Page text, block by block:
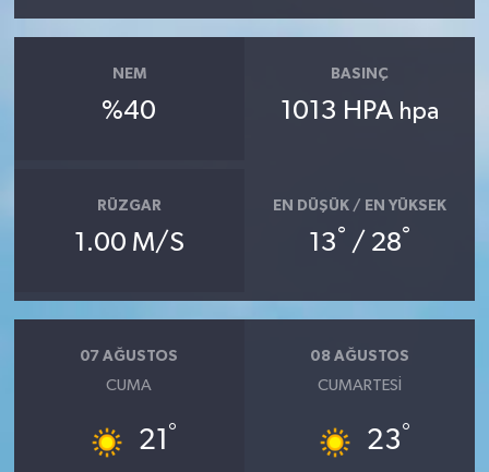
NEM
%40
BASINÇ
1013 HPA hpa
RÜZGAR
1.00 M/S
EN DÜŞÜK / EN YÜKSEK
13° / 28°
07 AĞUSTOS
CUMA
21 °
08 AĞUSTOS
CUMARTESI
23°